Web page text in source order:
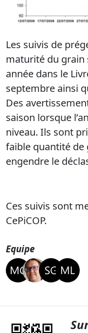
Les suivis de
maturité du grain
année dans le
septembre ainsi
Des
saison lorsque
niveau. Ils sont
faible quantité de
engendre le
Ces suivis sont
CePiCOP.
Equipe